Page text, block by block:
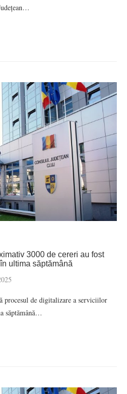
3000 de cereri au fost
ultima săptămână
procesul de digitalizare a serviciilor
săptămână…